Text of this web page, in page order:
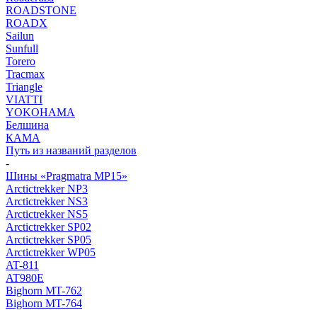
ROADSTONE
ROADX
Sailun
Sunfull
Torero
Tracmax
Triangle
VIATTI
YOKOHAMA
Белшина
КАМА
Путь из названий разделов
-
Шины «Pragmatra MP15»
Arctictrekker NP3
Arctictrekker NS3
Arctictrekker NS5
Arctictrekker SP02
Arctictrekker SP05
Arctictrekker WP05
AT-811
AT980E
Bighorn MT-762
Bighorn MT-764